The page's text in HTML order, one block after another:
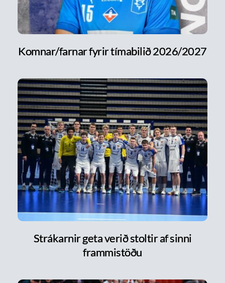
Komnar/farnar fyrir tímabilið 2026/2027
Strákarnir geta verið stoltir af sinni
frammistöðu